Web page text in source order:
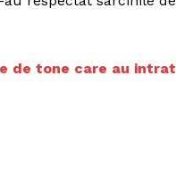
de tone care au intrat